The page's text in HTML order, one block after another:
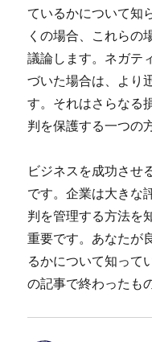
ているかについて知
くの場合、これらの
議論します。ネガテ
づいた場合は、より
す。それはさらなる
判を保護する一つの
ビジネスを成功させ
です。企業は大きな
判を管理する方法を
重要です。あなたが
るかについて知って
の記事で終わったも